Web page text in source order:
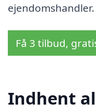
ejendomshandler.
Få 3 tilbud,
Indhent